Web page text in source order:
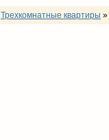
Трехкомнатные квартиры »